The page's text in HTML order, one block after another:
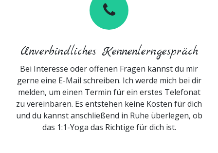
Unverbindliches Kennenlerngespräch
Bei Interesse oder offenen Fragen kannst du mir
gerne eine E-Mail schreiben. Ich werde mich bei dir
melden, um einen Termin für ein erstes Telefonat
zu vereinbaren. Es entstehen keine Kosten für dich
und du kannst anschließend in Ruhe überlegen, ob
das 1:1-Yoga das Richtige für dich ist.